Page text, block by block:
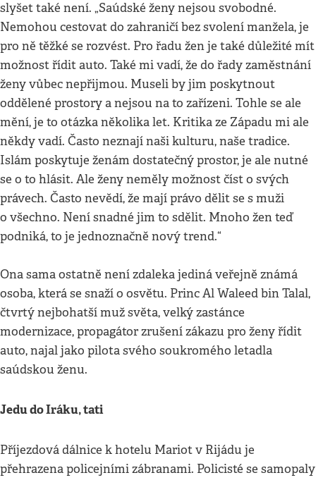
slyšet také není. „Saúdské ženy nejsou svobodné.
Nemohou cestovat do zahraničí bez svolení manžela, je
pro ně těžké se rozvést. Pro řadu žen je také důležité mít
možnost řídit auto. Také mi vadí, že do řady zaměstnání
ženy vůbec nepřijmou. Museli by jim poskytnout
oddělené prostory a nejsou na to zařízeni. Tohle se ale
mění, je to otázka několika let. Kritika ze Západu mi ale
někdy vadí. Často neznají naši kulturu, naše tradice.
Islám poskytuje ženám dostatečný prostor, je ale nutné
se o to hlásit. Ale ženy neměly možnost číst o svých
právech. Často nevědí, že mají právo dělit se s muži
o všechno. Není snadné jim to sdělit. Mnoho žen teď
podniká, to je jednoznačně nový trend.“
Ona sama ostatně není zdaleka jediná veřejně známá
osoba, která se snaží o osvětu. Princ Al Waleed bin Talal,
čtvrtý nejbohatší muž světa, velký zastánce
modernizace, propagátor zrušení zákazu pro ženy řídit
auto, najal jako pilota svého soukromého letadla
saúdskou ženu.
Jedu do Iráku, tati
Příjezdová dálnice k hotelu Mariot v Rijádu je
přehrazena policejními zábranami. Policisté se samopaly